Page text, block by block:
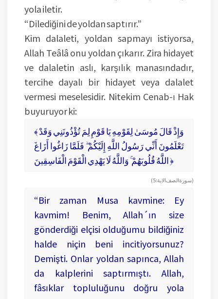
yola iletir.
“Dilediğini de yoldan saptırır.”
Kim dalaleti, yoldan sapmayı istiyorsa,
Allah Teâlâ onu yoldan çıkarır. Zira hidayet
ve dalaletin aslı, karşılık manasındadır,
tercihe dayalı bir hidayet veya dalalet
vermesi meselesidir. Nitekim Cenab-ı Hak
buyuruyor ki:
﴾ وَإِذْ قَالَ مُوسَىٰ لِقَوْمِهِ يَا قَوْمِ لِمَ تُؤْذُونَنِي وَقَدْ
تَعْلَمُونَ أَنِّي رَسُولُ اللَّهِ إِلَيْكُمْ ۖ فَلَمَّا زَاغُوا أَزَاغَ
اللَّهُ قُلُوبَهُمْ ۚ وَاللَّهُ لَا يَهْدِي الْقَوْمَ الْفَاسِقِينَ ﴿
(سورة الصف الاية: 5)
“Bir zaman Musa kavmine: Ey
kavmim! Benim, Allah´ın size
gönderdiği elçisi olduğumu bildiğiniz
halde niçin beni incitiyorsunuz?
Demişti. Onlar yoldan sapınca, Allah
da kalplerini saptırmıştı. Allah,
fâsıklar topluluğunu doğru yola